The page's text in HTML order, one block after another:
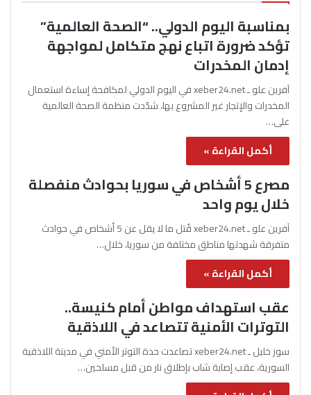
بمناسبة اليوم الدولي.. “الصحة العالمية”
تؤكد ضرورة اتباع نهج متكامل لمواجهة
إدمان المخدرات
آفرين علو ـ xeber24.net في اليوم الدولي لمكافحة إساءة استعمال
المخدرات والإتجار غير المشروع بها، شدّدت منظمة الصحة العالمية
على…
أكمل القراءة »
مصرع 5 أشخاص في سوريا بحوادث منفصلة
خلال يوم واحد
آفرين علو ـ xeber24.net قُتل ما لا يقل عن 5 أشخاص في حوادث
متفرقة شهدتها مناطق مختلفة من سوريا، خلال…
أكمل القراءة »
عقب استهداف مواطن أمام كنيسة..
التوترات الأمنية تتصاعد في اللاذقية
سوز خليل ـ xeber24.net تصاعدت حدة التوتر الأمني في مدينة اللاذقية
السورية، عقب إصابة شاب بإطلاق نار من قبل مسلحين…